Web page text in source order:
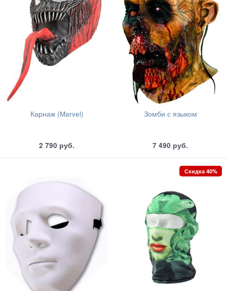
Карнаж (Marvel)
2 790 руб.
Зомби с языком
7 490 руб.
Скидка 40%